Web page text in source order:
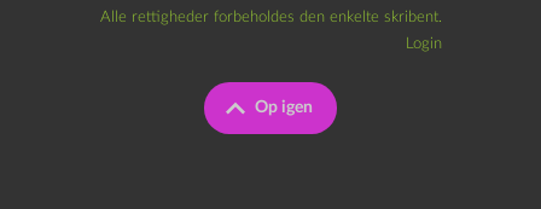
Op igen
Alle rettigheder forbeholdes den enkelte skribent.
Login